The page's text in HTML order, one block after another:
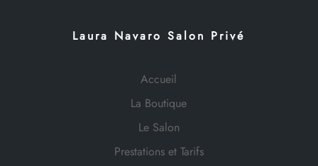
Laura Navaro Salon Privé
Accueil
La Boutique
Le Salon
Prestations et Tarifs